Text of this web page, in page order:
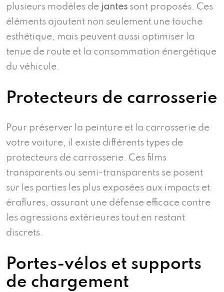
plusieurs modèles de jantes sont proposés. Ces
éléments ajoutent non seulement une touche
esthétique, mais peuvent aussi optimiser la
tenue de route et la consommation énergétique
du véhicule.
Protecteurs de carrosserie
Pour préserver la peinture et la carrosserie de
votre voiture, il existe différents types de
protecteurs de carrosserie. Ces films
transparents ou semi-transparents se posent
sur les parties les plus exposées aux impacts et
éraflures, assurant une défense efficace contre
les agressions extérieures tout en restant
discrets.
Portes-vélos et supports
de chargement